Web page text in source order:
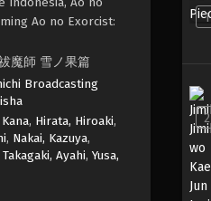
Ao no Exorcist:
魔師 雪ノ果篇
Broadcasting
, Hirata, Hiroaki,
, Nakai, Kazuya,
Takagaki, Ayahi, Yusa,
1
2